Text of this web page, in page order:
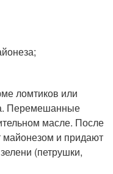
ломтиков или
Перемешанные
масле. После
майонезом и придают
(петрушки,